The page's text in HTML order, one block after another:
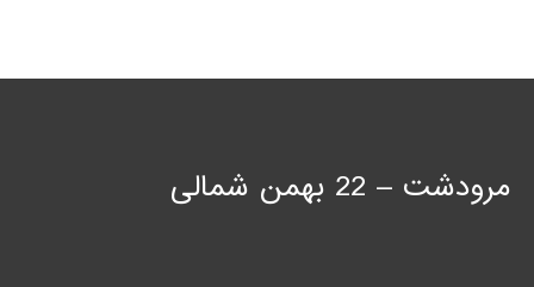
مرودشت – 22 بهمن شمالی